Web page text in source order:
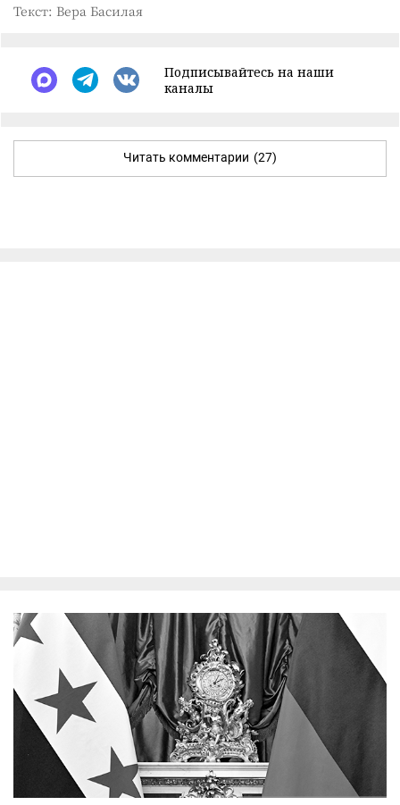
Текст: Вера Басилая
Подписывайтесь на наши
каналы
Читать комментарии (27)